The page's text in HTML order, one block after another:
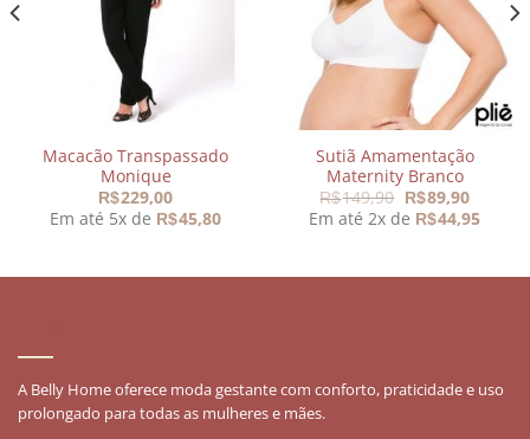
Macacão Transpassado
Monique
R$229,00
Em até 5x de R$45,80
Sutiã Amamentação
Maternity Branco
R$149,90 O
preço
original
R$89,90O
preço
atual
Em até 2x de R$44,95
A Belly Home oferece moda gestante com conforto, praticidade e uso
prolongado para todas as mulheres e mães.